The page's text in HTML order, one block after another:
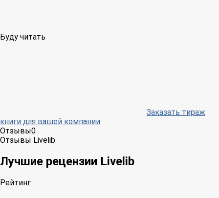
Буду читать
Заказать тираж
книги для вашей компании
Отзывы0
Отзывы Livelib
Лучшие рецензии Livelib
Рейтинг